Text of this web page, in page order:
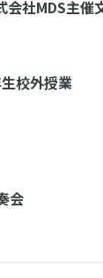
会社MDS主
生校外授業
会